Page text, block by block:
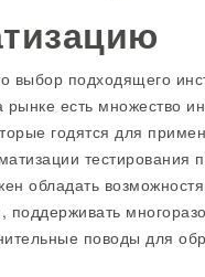
выбор подходящего
рынке есть множество
годятся для
тестирования
обладать
поддерживать
поводы для